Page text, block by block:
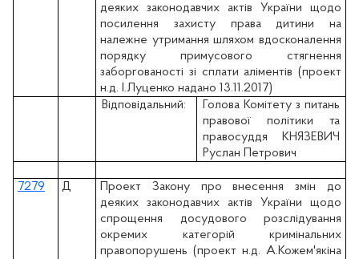
деяких законодавчих актів України щодо
посилення захисту права дитини на
належне утримання шляхом вдосконалення
порядку примусового стягнення
заборгованості зі сплати аліментів (проект
н.д. І.Луценко надано 13.11.2017)
Відповідальний:
Голова Комітету з питань
правової політики та
правосуддя КНЯЗЕВИЧ
Руслан Петрович
7279 Д
Проект Закону про внесення змін до
деяких законодавчих актів України щодо
спрощення досудового розслідування
окремих категорій кримінальних
правопорушень (проект н.д. А.Кожем'якіна